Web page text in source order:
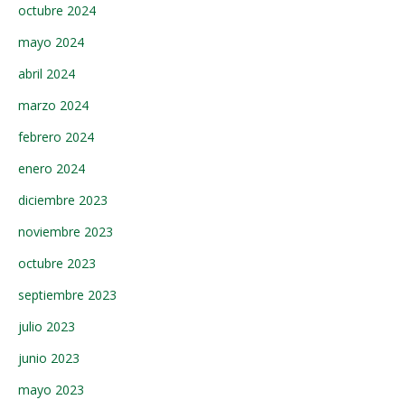
octubre 2024
mayo 2024
abril 2024
marzo 2024
febrero 2024
enero 2024
diciembre 2023
noviembre 2023
octubre 2023
septiembre 2023
julio 2023
junio 2023
mayo 2023